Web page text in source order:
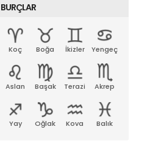
BURÇLAR
Koç Boğa İkizler Yengeç
Aslan Başak Terazi Akrep
Yay Oğlak Kova Balık